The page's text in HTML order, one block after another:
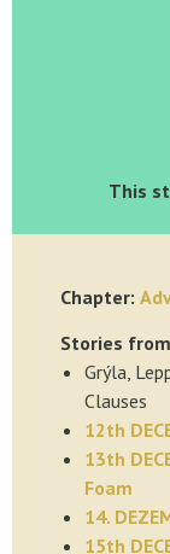
This
Chapter:
Stories
Grýla,
Clauses
12th
13th
Foam
14.
15th